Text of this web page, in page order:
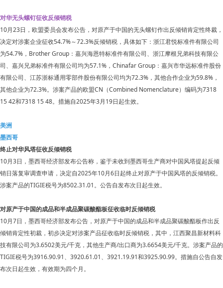
对华无头螺钉征收反倾销税
10月23日，欧盟委员会发布公告，对原产于中国的无头螺钉作出反倾销肯定性终裁，
决定对涉案企业征收54.7%～72.3%反倾销税，具体如下：浙江君悦标准件有限公司
为54.7%，Brother Group：嘉兴海恩特标准件有限公司、浙江摩根兄弟科技有限公
司、嘉兴兄弟标准件有限公司均为57.1%，Chinafar Group：嘉兴市华远标准件股份
有限公司、江苏浙标通用零部件股份有限公司均为72.3%，其他合作企业为59.8%，
其他企业为72.3%。涉案产品的欧盟CN（Combined Nomenclature）编码为7318
15 42和7318 15 48。措施自2025年3月19日起生效。
美洲
墨西哥
终止对华风塔征收反倾销税
10月3日，墨西哥经济部发布公告称，鉴于未收到墨西哥生产商对中国风塔提起反倾
销日落复审调查申请，决定自2025年10月6日起终止对原产于中国风塔的反倾销税。
涉案产品的TIGIE税号为8502.31.01。公告自发布次日起生效。
对原产于中国的成品和半成品聚碳酸酯板征收临时反倾销税
10月7日，墨西哥经济部发布公告，对原产于中国的成品和半成品聚碳酸酯板作出反
倾销肯定性初裁，初步决定对涉案产品征收临时反倾销税，其中，江西聚昌新材料科
技有限公司为3.6502美元/千克，其他生产商/出口商为3.6654美元/千克。涉案产品的
TIGIE税号为3916.90.91、3920.61.01、3921.19.91和3925.90.99。措施自公告自发
布次日起生效，有效期为四个月。